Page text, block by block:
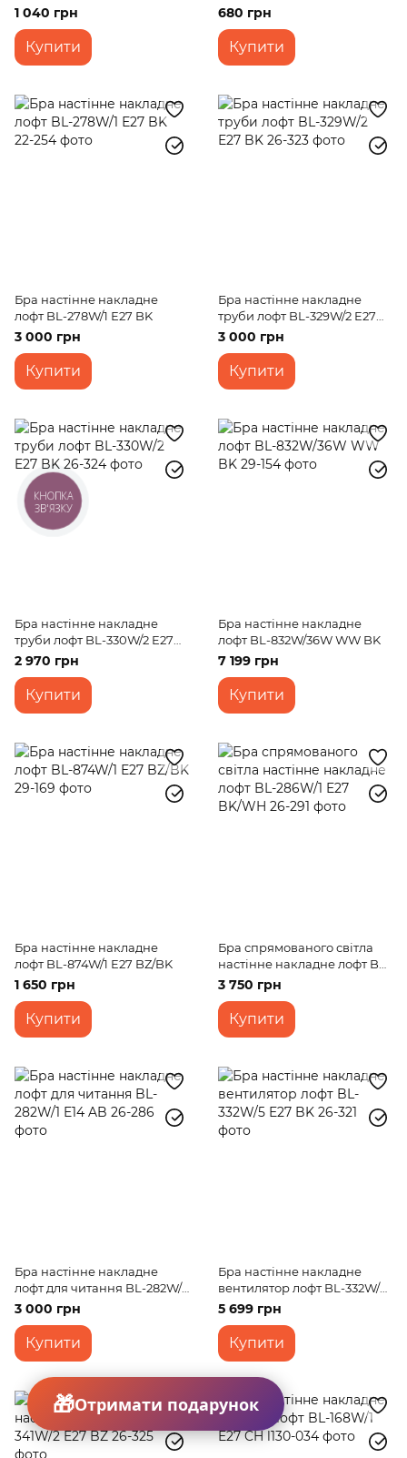
50/1
1 040 грн
Купити
680 грн
Купити
Бра настінне накладне
лофт BL-278W/1 Е27 BK
3 000 грн
Купити
Бра настінне накладне
труби лофт BL-329W/2 E27
BK
3 000 грн
Купити
Бра настінне накладне
труби лофт BL-330W/2 E27
BK
2 970 грн
Купити
Бра настінне накладне
лофт BL-832W/36W WW BK
7 199 грн
Купити
Бра настінне накладне
лофт BL-874W/1 E27 BZ/BK
1 650 грн
Купити
Бра спрямованого світла
настінне накладне лофт BL-
286W/1 E27 BK/WH
3 750 грн
Купити
Бра настінне накладне
лофт для читання BL-282W/1
E14 AB
3 000 грн
Купити
Бра настінне накладне
вентилятор лофт BL-332W/5
E27 BK
5 699 грн
Купити
КНОПКА
ЗВ'ЯЗКУ
Отримати подарунок